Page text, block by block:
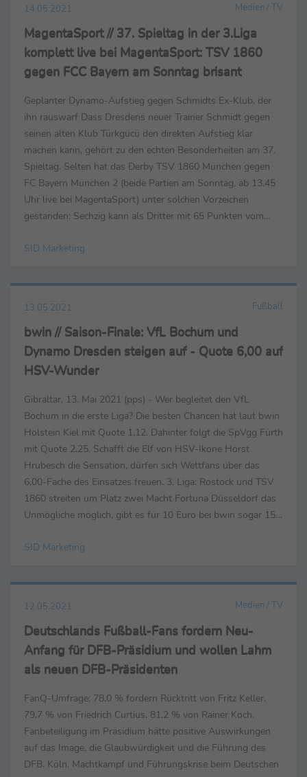
14.05.2021 Medien / TV
MagentaSport // 37. Spieltag in der 3.Liga
komplett live bei MagentaSport: TSV 1860
gegen FCC Bayern am Sonntag brisant
Geplanter Dynamo-Aufstieg gegen Schmidts Ex-Klub, der
ihn rauswarf Dass Dresdens neuer Trainer Schmidt gegen
seinen alten Klub Türkgücü den direkten Aufstieg klar
machen kann, gehört zu den echten Besonderheiten am 37.
Spieltag. Selten hat das Derby TSV 1860 München gegen
FC Bayern München 2 (beide Partien am Sonntag, ab 13.45
Uhr live bei MagentaSport) unter solchen Vorzeichen
gestanden: Sechzig kann als Dritter mit 65 Punkten vom
SID Marketing
13.05.2021 Fußball
bwin // Saison-Finale: VfL Bochum und
Dynamo Dresden steigen auf - Quote 6,00 auf
HSV-Wunder
Gibraltar, 13. Mai 2021 (pps) - Wer begleitet den VfL
Bochum in die erste Liga? Die besten Chancen hat laut bwin
Holstein Kiel mit Quote 1,12. Dahinter folgt die SpVgg Fürth
mit Quote 2,25. Schafft die Elf von HSV-Ikone Horst
Hrubesch die Sensation, dürfen sich Wettfans über das
6,00-Fache des Einsatzes freuen. 3. Liga: Rostock und TSV
1860 streiten um Platz zwei Macht Fortuna Düsseldorf das
Unmögliche möglich, gibt es für 10 Euro bei bwin sogar 151
SID Marketing
12.05.2021 Medien / TV
Deutschlands Fußball-Fans fordern Neu-
Anfang für DFB-Präsidium und wollen Lahm
als neuen DFB-Präsidenten
FanQ-Umfrage: 78,0 % fordern Rücktritt von Fritz Keller.
79,7 % von Friedrich Curtius. 81,2 % von Rainer Koch.
Fanbeteiligung im Präsidium hätte positive Auswirkungen
auf das Image, die Glaubwürdigkeit und die Führung des
DFB. Köln. Machtkampf und Führungskrise beim Deutschen